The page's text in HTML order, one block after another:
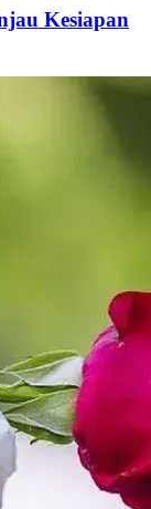
Kesiapan